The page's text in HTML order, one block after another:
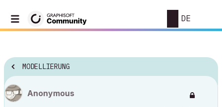
DE
MODELLIERUNG
Anonymous